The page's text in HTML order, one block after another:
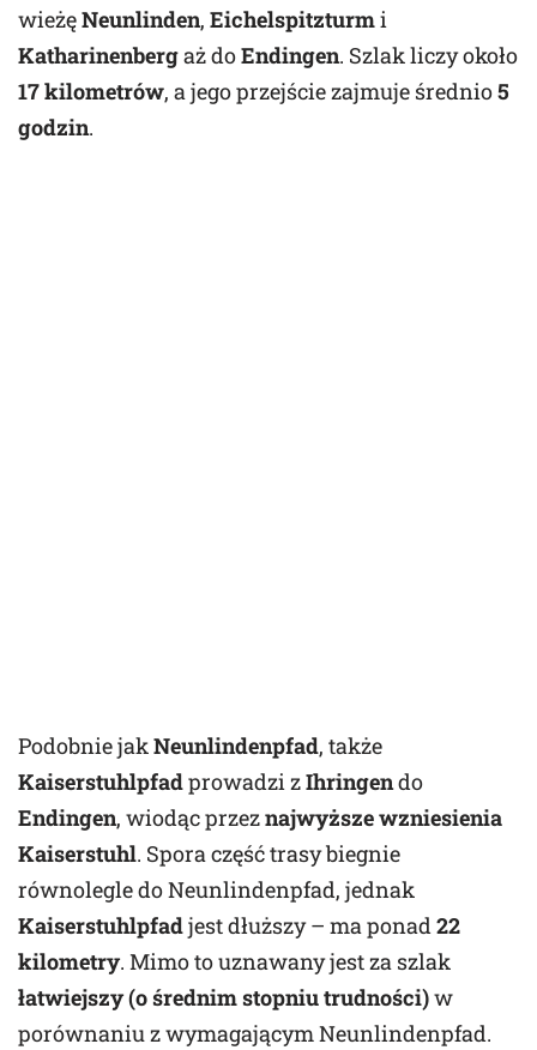
wieżęNeunlinden, Eichelspitzturmi
Katharinenbergaż doEndingen. Szlak liczy około
17 kilometrów, a jego przejście zajmuje średnio5
godzin.
Podobnie jakNeunlindenpfad, także
Kaiserstuhlpfadprowadzi zIhringendo
Endingen, wiodąc przeznajwyższe wzniesienia
Kaiserstuhl. Spora część trasy biegnie
równolegle do Neunlindenpfad, jednak
Kaiserstuhlpfadjest dłuższy – ma ponad22
kilometry. Mimo to uznawany jest za szlak
łatwiejszy (o średnim stopniu trudności)w
porównaniu z wymagającym Neunlindenpfad.